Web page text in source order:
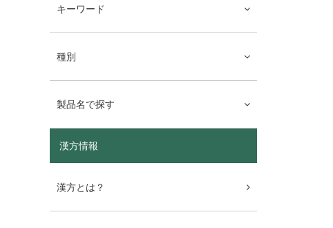
キーワード
種別
製品名で探す
漢方情報
漢方とは？